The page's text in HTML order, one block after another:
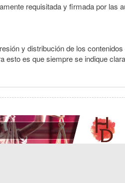
requisitada y firmada por las
y distribución de los contenidos
esto es que siempre se indique